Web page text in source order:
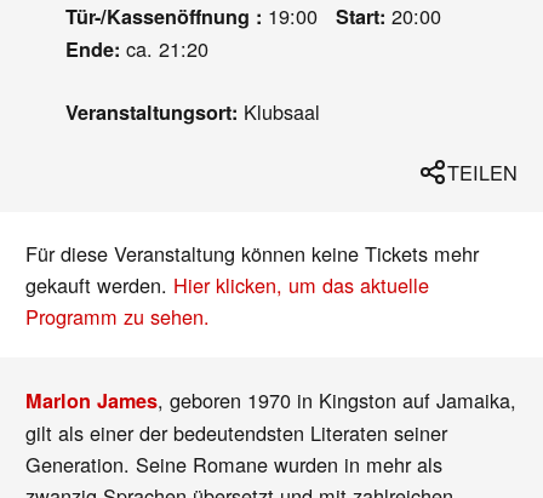
Tür-/Kassenöffnung : 19:00 Start: 20:00
Ende: ca. 21:20
Veranstaltungsort: Klubsaal
TEILEN
Für diese Veranstaltung können keine Tickets mehr
gekauft werden. Hier klicken, um das aktuelle
Programm zu sehen.
Marlon James, geboren 1970 in Kingston auf Jamaika,
gilt als einer der bedeutendsten Literaten seiner
Generation. Seine Romane wurden in mehr als